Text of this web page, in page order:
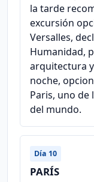
la tarde
excursión
Versalles,
Humanidad,
arquitectura
noche,
Paris, uno de
del mundo.
Día 10
PARÍS